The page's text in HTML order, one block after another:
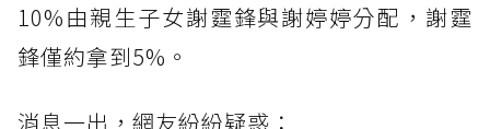
10%由親生子女謝霆鋒與謝婷婷分配，謝霆
鋒僅約拿到5%。
消息一出，網友紛紛疑惑：